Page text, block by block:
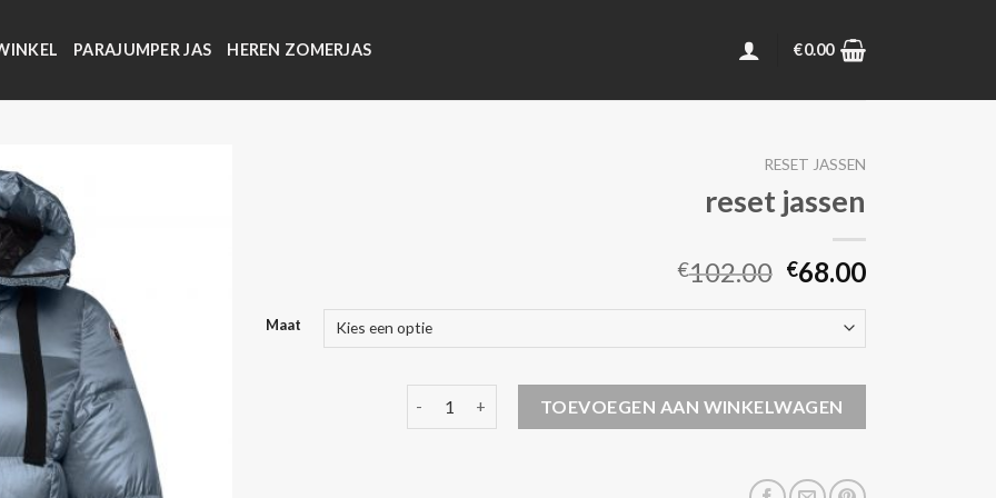
PARAJUMPER JAS HEREN ZOMERJAS €0.00
RESET JASSEN
reset jassen
€102.00 €68.00
Maat
TOEVOEGEN AAN WINKELWAGEN